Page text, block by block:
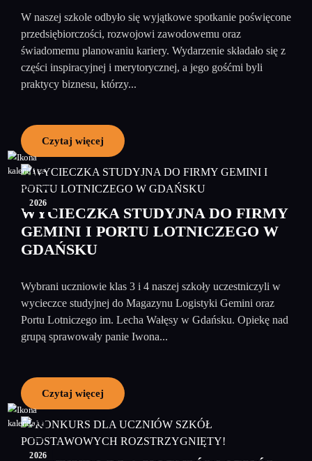
W naszej szkole odbyło się wyjątkowe spotkanie poświęcone
przedsiębiorczości, rozwojowi zawodowemu oraz
świadomemu planowaniu kariery. Wydarzenie składało się z
części inspiracyjnej i merytorycznej, a jego gośćmi byli
praktycy biznesu, którzy...
Czytaj więcej
05
czerwiec
2026
WYCIECZKA STUDYJNA DO FIRMY
GEMINI I PORTU LOTNICZEGO W
GDAŃSKU
Wybrani uczniowie klas 3 i 4 naszej szkoły uczestniczyli w
wycieczce studyjnej do Magazynu Logistyki Gemini oraz
Portu Lotniczego im. Lecha Wałęsy w Gdańsku. Opiekę nad
grupą sprawowały panie Iwona...
Czytaj więcej
29
maj
2026